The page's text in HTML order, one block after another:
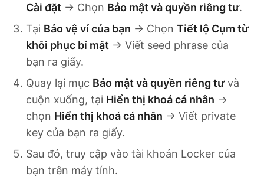
Cài đặt → Chọn Bảo mật và quyền riêng tư.
Tại Bảo vệ ví của bạn → Chọn Tiết lộ Cụm từ
khôi phục bí mật → Viết seed phrase của
bạn ra giấy.
Quay lại mục Bảo mật và quyền riêng tưvà
cuộn xuống, tại Hiển thị khoá cá nhân →
chọn Hiển thị khoá cá nhân → Viết private
key của bạn ra giấy.
Sau đó, truy cập vào tài khoản Locker của
bạn trên máy tính.